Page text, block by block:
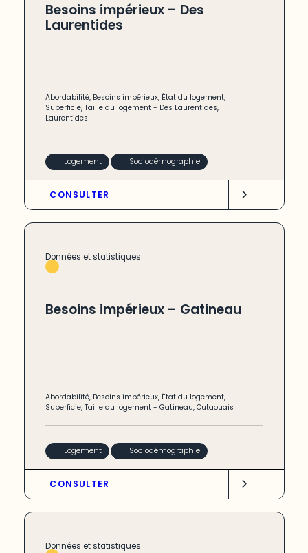
Besoins impérieux – Des
Laurentides
Abordabilité, Besoins impérieux, État du logement,
Superficie,Taille du logement - Des Laurentides,
Laurentides
Logement Sociodémographie
CONSULTER
Données et statistiques
Besoins impérieux – Gatineau
Abordabilité, Besoins impérieux, État du logement,
Superficie,Taille du logement -Gatineau,Outaouais
Logement Sociodémographie
CONSULTER
Données et statistiques